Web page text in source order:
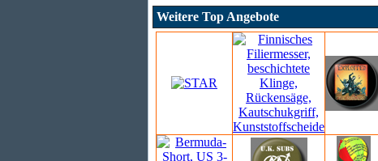
Weitere Top Angebote